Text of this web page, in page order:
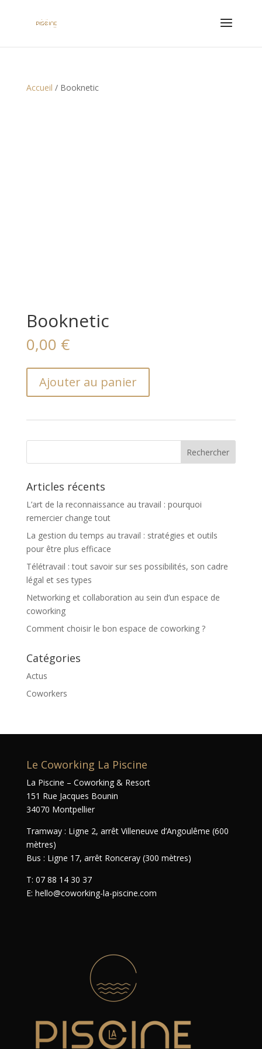
Accueil / Booknetic
Booknetic
0,00 €
Ajouter au panier
Articles récents
L’art de la reconnaissance au travail : pourquoi
remercier change tout
La gestion du temps au travail : stratégies et outils
pour être plus efficace
Télétravail : tout savoir sur ses possibilités, son cadre
légal et ses types
Networking et collaboration au sein d’un espace de
coworking
Comment choisir le bon espace de coworking ?
Catégories
Actus
Coworkers
Le Coworking La Piscine
La Piscine – Coworking & Resort
151 Rue Jacques Bounin
34070 Montpellier
Tramway : Ligne 2, arrêt Villeneuve d’Angoulême (600
mètres)
Bus : Ligne 17, arrêt Ronceray (300 mètres)
T: 07 88 14 30 37
E: hello@coworking-la-piscine.com